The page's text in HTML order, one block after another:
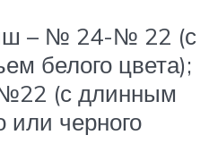
– № 24-№ 22 (с
белого цвета);
(с длинным
или черного